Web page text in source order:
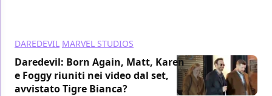
DAREDEVIL MARVEL STUDIOS
Daredevil: Born Again, Matt, Karen
e Foggy riuniti nei video dal set,
avvistato Tigre Bianca?